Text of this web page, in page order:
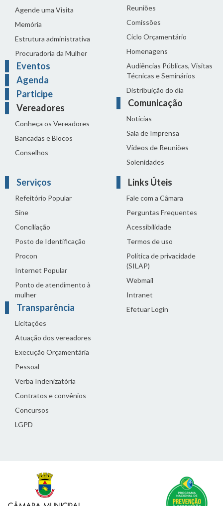
Agende uma Visita
Memória
Estrutura administrativa
Procuradoria da Mulher
Eventos
Agenda
Participe
Vereadores
Conheça os Vereadores
Bancadas e Blocos
Conselhos
Reuniões
Comissões
Ciclo Orçamentário
Homenagens
Audiências Públicas, Visitas
Técnicas e Seminários
Distribuição do dia
Comunicação
Notícias
Sala de Imprensa
Vídeos de Reuniões
Solenidades
Serviços
Refeitório Popular
Sine
Conciliação
Posto de Identificação
Procon
Internet Popular
Ponto de atendimento à
mulher
Transparência
Licitações
Atuação dos vereadores
Execução Orçamentária
Pessoal
Verba Indenizatória
Contratos e convênios
Concursos
LGPD
Links Úteis
Fale com a Câmara
Perguntas Frequentes
Acessibilidade
Termos de uso
Política de privacidade
(SILAP)
Webmail
Intranet
Efetuar Login